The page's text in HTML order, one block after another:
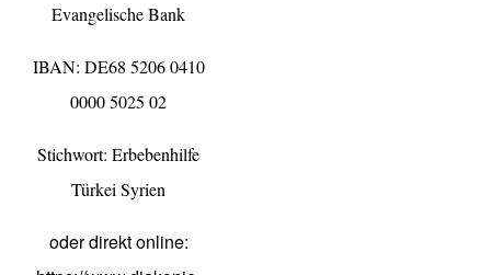
Evangelische Bank
IBAN: DE68 5206 0410
0000 5025 02
Stichwort: Erbebenhilfe
Türkei Syrien
oder direkt online: